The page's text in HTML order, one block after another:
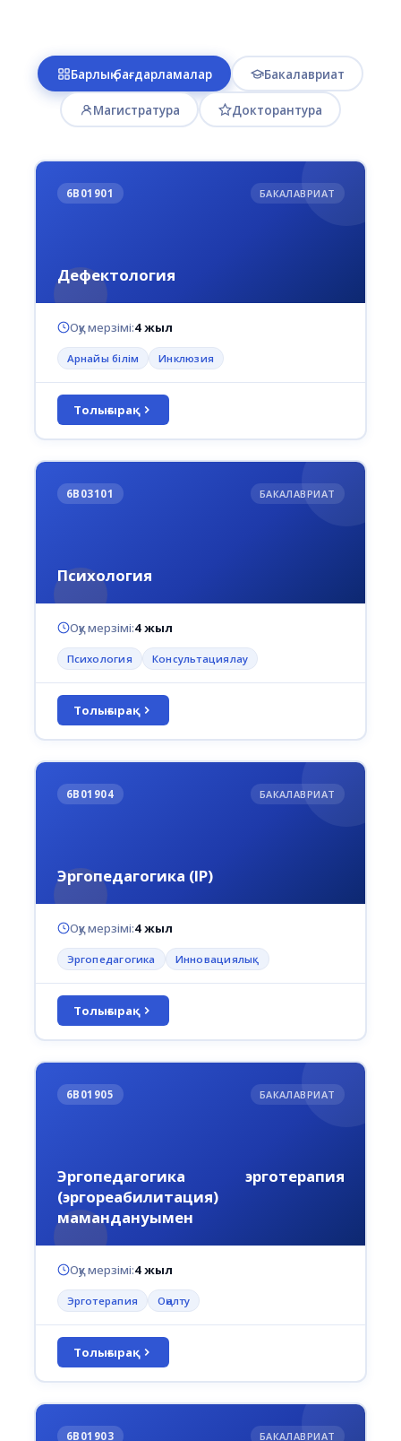
Барлық бағдарламалар Бакалавриат
Магистратура Докторантура
6В01901 БАКАЛАВРИАТ
Дефектология
Оқу мерзімі:4 жыл
Арнайы білім Инклюзия
Толығырақ
6В03101 БАКАЛАВРИАТ
Психология
Оқу мерзімі:4 жыл
Психология Консультациялау
Толығырақ
6В01904 БАКАЛАВРИАТ
Эргопедагогика (IP)
Оқу мерзімі:4 жыл
Эргопедагогика Инновациялық
Толығырақ
6В01905 БАКАЛАВРИАТ
Эргопедагогика эрготерапия
(эргореабилитация)
мамандануымен
Оқу мерзімі:4 жыл
Эрготерапия Оңалту
Толығырақ
6В01903 БАКАЛАВРИАТ